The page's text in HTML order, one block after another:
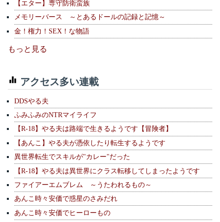
【エター】専守防衛蛮族
メモリーバース ～とあるドールの記録と記憶～
金！権力！SEX！な物語
もっと見る
アクセス多い連載
DDSやる夫
ふみふみのNTRマイライフ
【R-18】やる夫は路端で生きるようです【冒険者】
【あんこ】やる夫が憑依したり転生するようです
異世界転生でスキルが"カレー"だった
【R-18】やる夫は異世界にクラス転移してしまったようです
ファイアーエムブレム ～うたわれるもの～
あんこ時々安価で惑星のさみだれ
あんこ時々安価でヒーローもの